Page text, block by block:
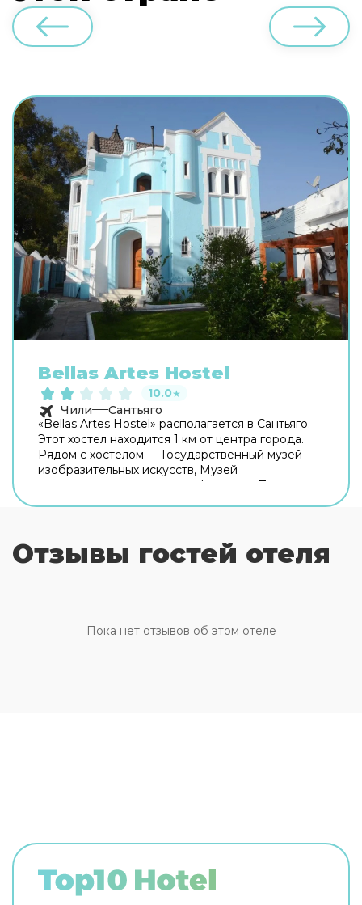
Bellas Artes Hostel
10.0★
Чили
Сантьяго
«Bellas Artes Hostel» располагается в Сантьяго.
Этот хостел находится 1 км от центра города.
Рядом с хостелом — Государственный музей
изобразительных искусств, Музей
современного искусства и Форестал Парк.
номере гостей ждут душ. Перечисленные
услуги есть не во всех номерах.
Отзывы гостей отеля
Пока нет отзывов об этом отеле